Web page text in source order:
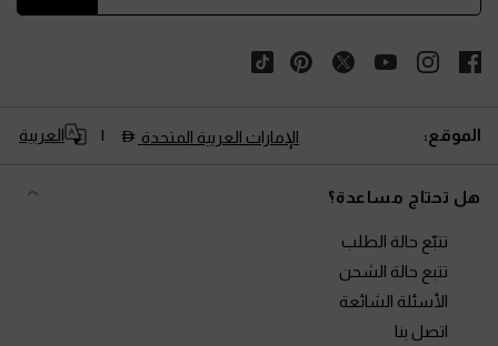
الموقع: الإمارات العربية المتحدة العربية
هل تحتاج مساعدة؟
تتبّع حالة الطلب
تتبع حالة الشحن
الأسئلة الشائعة
اتصل بنا